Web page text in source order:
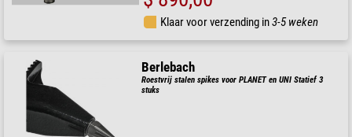
Klaar voor verzending in3-5 weken
Berlebach
Roestvrij stalen spikes voor PLANET en UNI Statief 3
stuks